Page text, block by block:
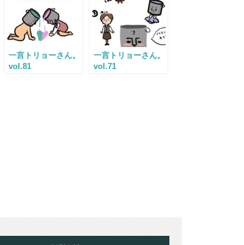
一言トリョーさん。
vol.81
一言トリョーさん。
vol.71